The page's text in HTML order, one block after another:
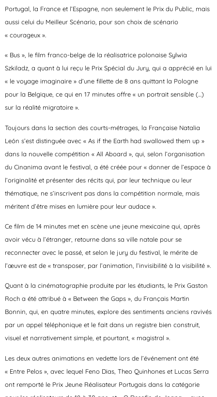
Portugal, la France et l’Espagne, non seulement le Prix du Public, mais
aussi celui du Meilleur Scénario, pour son choix de scénario
« courageux ».
« Bus », le film franco-belge de la réalisatrice polonaise Sylwia
Szkiladz, a quant à lui reçu le Prix Spécial du Jury, qui a apprécié en lui
« le voyage imaginaire » d’une fillette de 8 ans quittant la Pologne
pour la Belgique, ce qui en 17 minutes offre « un portrait sensible (…)
sur la réalité migratoire ».
Toujours dans la section des courts-métrages, la Française Natalia
León s’est distinguée avec « As if the Earth had swallowed them up »
dans la nouvelle compétition « All Aboard », qui, selon l’organisation
du Cinanima avant le festival, a été créée pour « donner de l’espace à
l’originalité et présenter des récits qui, par leur technique ou leur
thématique, ne s’inscrivent pas dans la compétition normale, mais
méritent d’être mises en lumière pour leur audace ».
Ce film de 14 minutes met en scène une jeune mexicaine qui, après
avoir vécu à l’étranger, retourne dans sa ville natale pour se
reconnecter avec le passé, et selon le jury du festival, le mérite de
l’œuvre est de « transposer, par l’animation, l’invisibilité à la visibilité ».
Quant à la cinématographie produite par les étudiants, le Prix Gaston
Roch a été attribué à « Between the Gaps », du Français Martin
Bonnin, qui, en quatre minutes, explore des sentiments anciens ravivés
par un appel téléphonique et le fait dans un registre bien construit,
visuel et narrativement simple, et pourtant, « magistral ».
Les deux autres animations en vedette lors de l’événement ont été
« Entre Pelos », avec lequel Feno Dias, Theo Quinhones et Lucas Serra
ont remporté le Prix Jeune Réalisateur Portugais dans la catégorie